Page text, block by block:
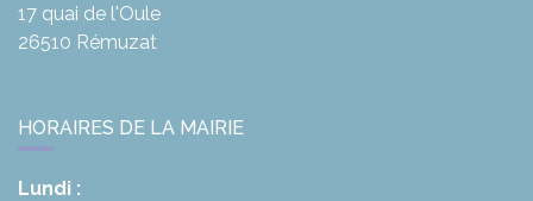
17 quai de l'Oule
26510 Rémuzat
HORAIRES DE LA MAIRIE
Lundi :